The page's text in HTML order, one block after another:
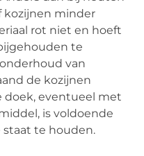
kozijnen minder
rot niet en hoeft
te
van
de kozijnen
eventueel met
is voldoende
te houden.